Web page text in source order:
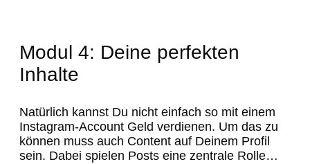
Modul 4: Deine perfekten
Inhalte
Natürlich kannst Du nicht einfach so mit einem
Instagram-Account Geld verdienen. Um das zu
können muss auch Content auf Deinem Profil
sein. Dabei spielen Posts eine zentrale Rolle…